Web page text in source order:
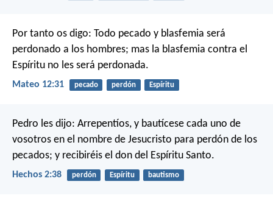
Por tanto os digo: Todo pecado y blasfemia será
perdonado a los hombres; mas la blasfemia contra el
Espíritu no les será perdonada.
Mateo 12:31 pecado perdón Espíritu
Pedro les dijo: Arrepentíos, y bautícese cada uno de
vosotros en el nombre de Jesucristo para perdón de los
pecados; y recibiréis el don del Espíritu Santo.
Hechos 2:38 perdón Espíritu bautismo